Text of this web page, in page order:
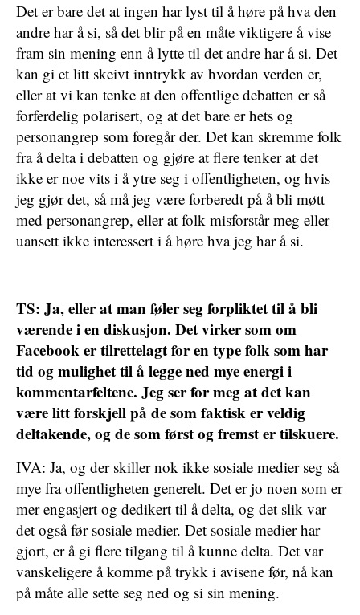
Det er bare det at ingen har lyst til å høre på hva den
andre har å si, så det blir på en måte viktigere å vise
fram sin mening enn å lytte til det andre har å si. Det
kan gi et litt skeivt inntrykk av hvordan verden er,
eller at vi kan tenke at den offentlige debatten er så
forferdelig polarisert, og at det bare er hets og
personangrep som foregår der. Det kan skremme folk
fra å delta i debatten og gjøre at flere tenker at det
ikke er noe vits i å ytre seg i offentligheten, og hvis
jeg gjør det, så må jeg være forberedt på å bli møtt
med personangrep, eller at folk misforstår meg eller
uansett ikke interessert i å høre hva jeg har å si.
TS: Ja, eller at man føler seg forpliktet til å bli
værende i en diskusjon. Det virker som om
Facebook er tilrettelagt for en type folk som har
tid og mulighet til å legge ned mye energi i
kommentarfeltene. Jeg ser for meg at det kan
være litt forskjell på de som faktisk er veldig
deltakende, og de som først og fremst er tilskuere.
IVA: Ja, og der skiller nok ikke sosiale medier seg så
mye fra offentligheten generelt. Det er jo noen som er
mer engasjert og dedikert til å delta, og det slik var
det også før sosiale medier. Det sosiale medier har
gjort, er å gi flere tilgang til å kunne delta. Det var
vanskeligere å komme på trykk i avisene før, nå kan
på måte alle sette seg ned og si sin mening.